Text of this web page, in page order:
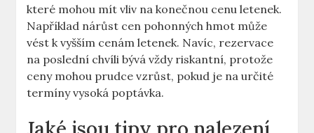
které mohou mít vliv na konečnou cenu letenek.
Například nárůst cen pohonných hmot může
vést k vyšším cenám letenek. Navíc, rezervace
na poslední chvíli bývá vždy riskantní, protože
ceny mohou prudce vzrůst, pokud je na určité
termíny vysoká poptávka.